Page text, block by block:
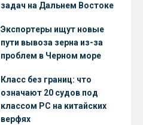
задач на Дальнем Востоке
Экспортеры ищут новые
пути вывоза зерна из-за
проблем в Черном море
Класс без границ: что
означают 20 судов под
классом РС на китайских
верфях